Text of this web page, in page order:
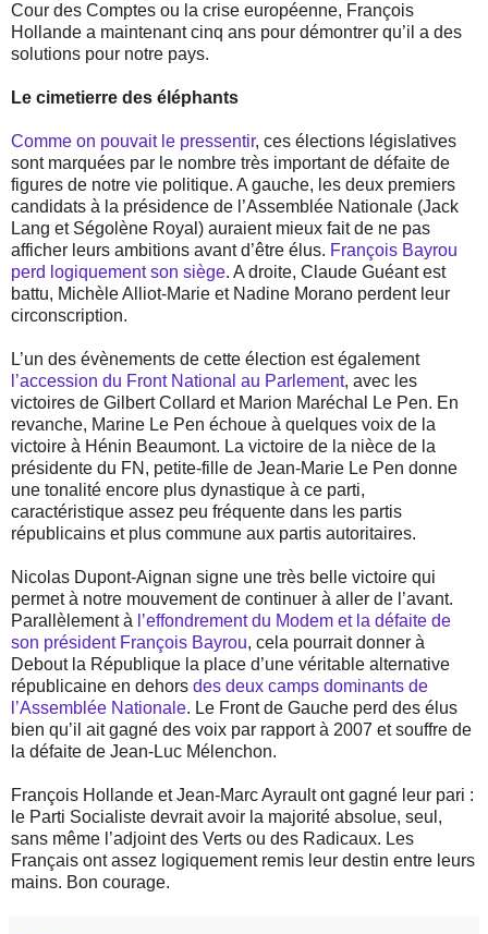
Cour des Comptes ou la crise européenne, François
Hollande a maintenant cinq ans pour démontrer qu’il a des
solutions pour notre pays.
Le cimetierre des éléphants
Comme on pouvait le pressentir, ces élections législatives
sont marquées par le nombre très important de défaite de
figures de notre vie politique. A gauche, les deux premiers
candidats à la présidence de l’Assemblée Nationale (Jack
Lang et Ségolène Royal) auraient mieux fait de ne pas
afficher leurs ambitions avant d’être élus. François Bayrou
perd logiquement son siège. A droite, Claude Guéant est
battu, Michèle Alliot-Marie et Nadine Morano perdent leur
circonscription.
L’un des évènements de cette élection est également
l’accession du Front National au Parlement, avec les
victoires de Gilbert Collard et Marion Maréchal Le Pen. En
revanche, Marine Le Pen échoue à quelques voix de la
victoire à Hénin Beaumont. La victoire de la nièce de la
présidente du FN, petite-fille de Jean-Marie Le Pen donne
une tonalité encore plus dynastique à ce parti,
caractéristique assez peu fréquente dans les partis
républicains et plus commune aux partis autoritaires.
Nicolas Dupont-Aignan signe une très belle victoire qui
permet à notre mouvement de continuer à aller de l’avant.
Parallèlement à l’effondrement du Modem et la défaite de
son président François Bayrou, cela pourrait donner à
Debout la République la place d’une véritable alternative
républicaine en dehors des deux camps dominants de
l’Assemblée Nationale. Le Front de Gauche perd des élus
bien qu’il ait gagné des voix par rapport à 2007 et souffre de
la défaite de Jean-Luc Mélenchon.
François Hollande et Jean-Marc Ayrault ont gagné leur pari :
le Parti Socialiste devrait avoir la majorité absolue, seul,
sans même l’adjoint des Verts ou des Radicaux. Les
Français ont assez logiquement remis leur destin entre leurs
mains. Bon courage.